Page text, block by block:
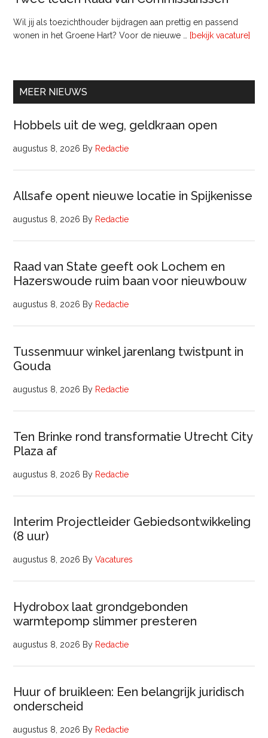
Wil jij als toezichthouder bijdragen aan prettig en passend
wonen in het Groene Hart? Voor de nieuwe …
[bekijk vacature]
MEER NIEUWS
Hobbels uit de weg, geldkraan open
augustus 8, 2026 By Redactie
Allsafe opent nieuwe locatie in Spijkenisse
augustus 8, 2026 By Redactie
Raad van State geeft ook Lochem en
Hazerswoude ruim baan voor nieuwbouw
augustus 8, 2026 By Redactie
Tussenmuur winkel jarenlang twistpunt in
Gouda
augustus 8, 2026 By Redactie
Ten Brinke rond transformatie Utrecht City
Plaza af
augustus 8, 2026 By Redactie
Interim Projectleider Gebiedsontwikkeling
(8 uur)
augustus 8, 2026 ByVacatures
Hydrobox laat grondgebonden
warmtepomp slimmer presteren
augustus 8, 2026 By Redactie
Huur of bruikleen: Een belangrijk juridisch
onderscheid
augustus 8, 2026 By Redactie